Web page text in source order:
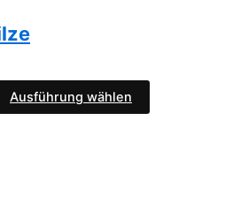
Ausführung wählen